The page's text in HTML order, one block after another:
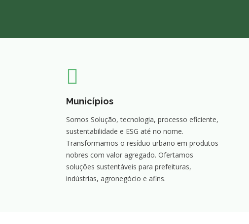
Municípios
Somos Solução, tecnologia, processo eficiente,
sustentabilidade e ESG até no nome.
Transformamos o resíduo urbano em produtos
nobres com valor agregado. Ofertamos
soluções sustentáveis para prefeituras,
indústrias, agronegócio e afins.